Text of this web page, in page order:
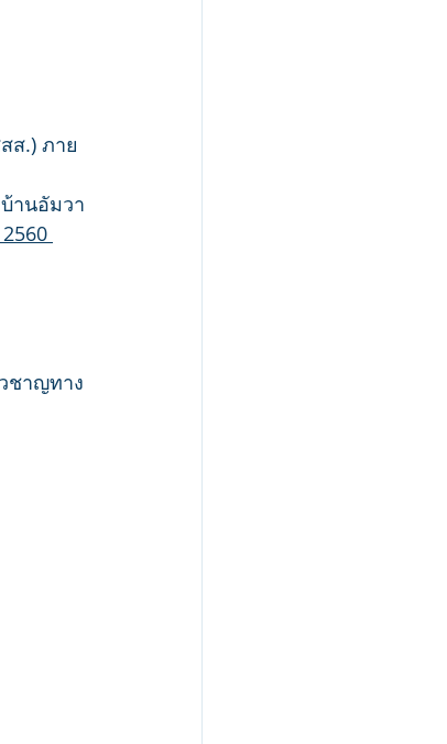
ส.) ภาย
านอัมวา
ชาญทาง